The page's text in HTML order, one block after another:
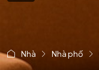
Nhà Nhà phố